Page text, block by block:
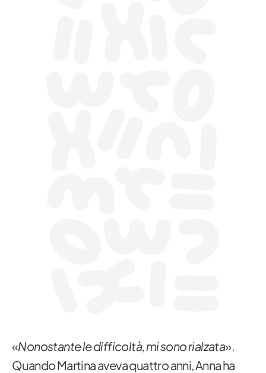
«Nonostante le difficoltà, mi sono rialzata».
Quando Martina aveva quattro anni, Anna ha